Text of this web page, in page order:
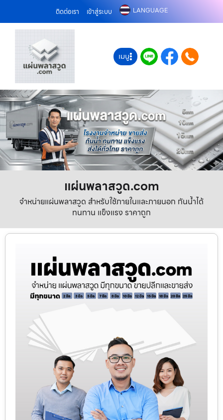
ติดต่อเรา เข้าสู่ระบบ LANGUAGE
เมนู
แผ่นพลาสวูด.com
จำหน่ายแผ่นพลาสวูด สำหรับใช้ภายในและภายนอก กันน้ำได้
ทนทาน แข็งแรง ราคาถูก